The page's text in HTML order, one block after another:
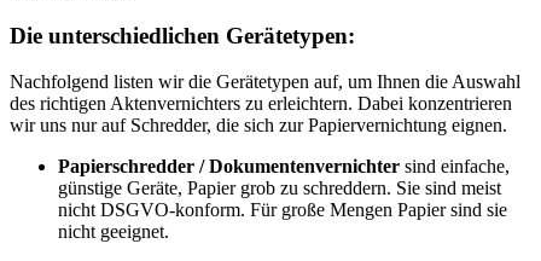
Die unterschiedlichen Gerätetypen:
Nachfolgend listen wir die Gerätetypen auf, um Ihnen die Auswahl
des richtigen Aktenvernichters zu erleichtern. Dabei konzentrieren
wir uns nur auf Schredder, die sich zur Papiervernichtung eignen.
Papierschredder / Dokumentenvernichter sind einfache,
günstige Geräte, Papier grob zu schreddern. Sie sind meist
nicht DSGVO-konform. Für große Mengen Papier sind sie
nicht geeignet.